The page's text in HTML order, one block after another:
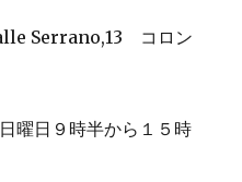
Serrano,13 コロン
曜日９時半から１５時